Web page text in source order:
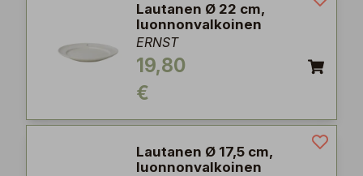
Lautanen Ø 22 cm,
luonnonvalkoinen
ERNST
19,80
€
Lautanen Ø 17,5 cm,
luonnonvalkoinen